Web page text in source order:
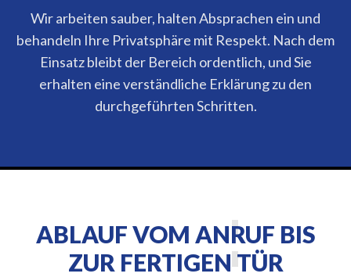
Wir arbeiten sauber, halten Absprachen ein und
behandeln Ihre Privatsphäre mit Respekt. Nach dem
Einsatz bleibt der Bereich ordentlich, und Sie
erhalten eine verständliche Erklärung zu den
durchgeführten Schritten.
ABLAUF VOM ANRUF BIS
ZUR FERTIGEN TÜR